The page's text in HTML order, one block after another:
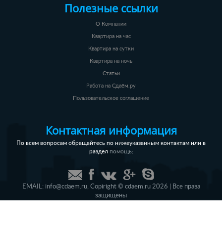
Полезные ссылки
О Компании
Квартира на час
Квартира на сутки
Квартира на ночь
Статьи
Работа на Сдаём.ру
Пользовательское соглашение
Контактная информация
По всем вопросам обращайтесь по нижеуказанным контактам или в
раздел помощь:
EMAIL: info@cdaem.ru, Copiright © cdaem.ru 2026 | Все права
защищены